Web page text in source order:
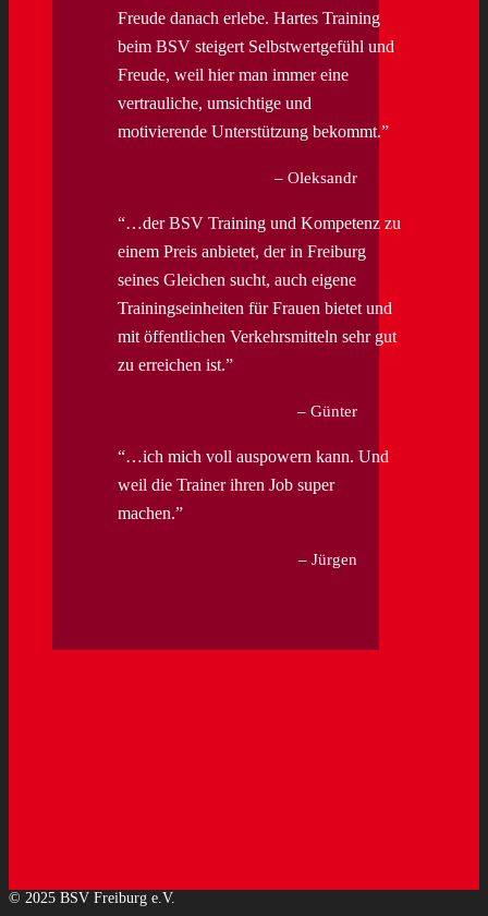
Freude danach erlebe. Hartes Training
beim BSV steigert Selbstwertgefühl und
Freude, weil hier man immer eine
vertrauliche, umsichtige und
motivierende Unterstützung bekommt.
Oleksandr
…der BSV Training und Kompetenz zu
einem Preis anbietet, der in Freiburg
seines Gleichen sucht, auch eigene
Trainingseinheiten für Frauen bietet und
mit öffentlichen Verkehrsmitteln sehr gut
zu erreichen ist.
Günter
…ich mich voll auspowern kann. Und
weil die Trainer ihren Job super
machen.
Jürgen
© 2025 BSV Freiburg e.V.